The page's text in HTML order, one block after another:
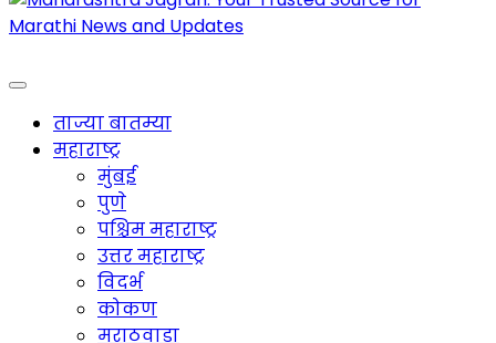
Maharashtra Jagran : Your Trusted Companion
ताज्या बातम्या
महाराष्ट्र
मुंबई
पुणे
पश्चिम महाराष्ट्र
उत्तर महाराष्ट्र
विदर्भ
कोकण
मराठवाडा